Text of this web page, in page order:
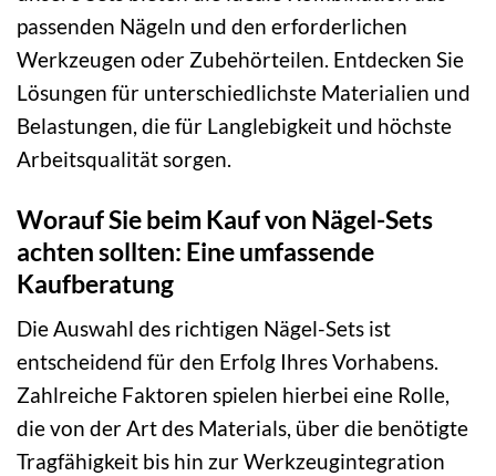
passenden Nägeln und den erforderlichen
Werkzeugen oder Zubehörteilen. Entdecken Sie
Lösungen für unterschiedlichste Materialien und
Belastungen, die für Langlebigkeit und höchste
Arbeitsqualität sorgen.
Worauf Sie beim Kauf von Nägel-Sets
achten sollten: Eine umfassende
Kaufberatung
Die Auswahl des richtigen Nägel-Sets ist
entscheidend für den Erfolg Ihres Vorhabens.
Zahlreiche Faktoren spielen hierbei eine Rolle,
die von der Art des Materials, über die benötigte
Tragfähigkeit bis hin zur Werkzeugintegration